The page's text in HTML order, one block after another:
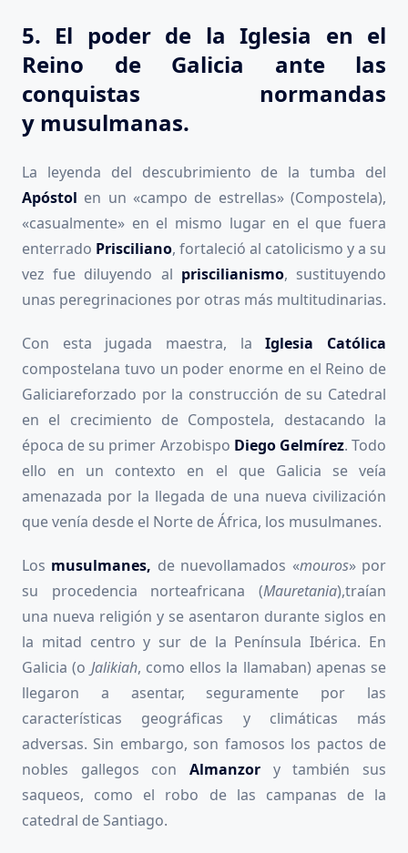
5. El poder de la Iglesia en el
Reino de Galicia ante las
conquistas normandas
y musulmanas.
La leyenda del descubrimiento de la tumba del
Apóstol en un «campo de estrellas» (Compostela),
«casualmente» en el mismo lugar en el que fuera
enterrado Prisciliano, fortaleció al catolicismo y a su
vez fue diluyendo al priscilianismo, sustituyendo
unas peregrinaciones por otras más multitudinarias.
Con esta jugada maestra, laIglesia Católica
compostelana tuvo un poder enorme en el Reino de
Galiciareforzado por la construcción de su Catedral
en el crecimiento de Compostela, destacando la
época de su primer Arzobispo Diego Gelmírez. Todo
ello en un contexto en el que Galicia se veía
amenazada por la llegada de una nueva civilización
que venía desde el Norte de África, los musulmanes.
Los musulmanes, de nuevollamados «mouros» por
su procedencia norteafricana (Mauretania),traían
una nueva religión y se asentaron durante siglos en
la mitad centro y sur de la Península Ibérica. En
Galicia (o Jalikiah, como ellos la llamaban) apenas se
llegaron a asentar, seguramente por las
características geográficas y climáticas más
adversas. Sin embargo, son famosos los pactos de
nobles gallegos con Almanzor y también sus
saqueos, como el robo de las campanas de la
catedral de Santiago.